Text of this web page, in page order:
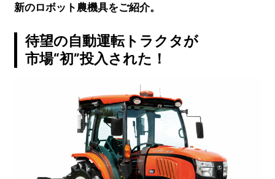
新のロボット農機具をご紹介。
待望の自動運転トラクタが
市場“初”投入された！